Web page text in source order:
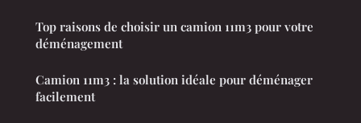
Top raisons de choisir un camion 11m3 pour votre
déménagement
Camion 11m3 : la solution idéale pour déménager
facilement